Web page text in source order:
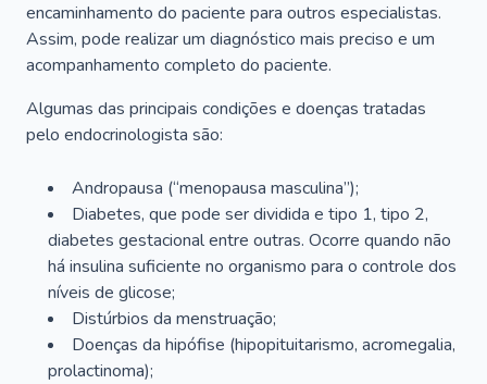
encaminhamento do paciente para outros especialistas.
Assim, pode realizar um diagnóstico mais preciso e um
acompanhamento completo do paciente.
Algumas das principais condições e doenças tratadas
pelo endocrinologista são:
Andropausa (“menopausa masculina”);
Diabetes, que pode ser dividida e tipo 1, tipo 2,
diabetes gestacional entre outras. Ocorre quando não
há insulina suficiente no organismo para o controle dos
níveis de glicose;
Distúrbios da menstruação;
Doenças da hipófise (hipopituitarismo, acromegalia,
prolactinoma);